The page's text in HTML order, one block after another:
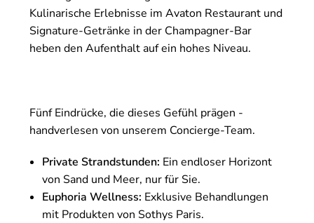
Kulinarische Erlebnisse im Avaton Restaurant und
Signature-Getränke in der Champagner-Bar
heben den Aufenthalt auf ein hohes Niveau.
Fünf Eindrücke, die dieses Gefühl prägen -
handverlesen von unserem Concierge-Team.
Private Strandstunden: Ein endloser Horizont
von Sand und Meer, nur für Sie.
Euphoria Wellness: Exklusive Behandlungen
mit Produkten von Sothys Paris.